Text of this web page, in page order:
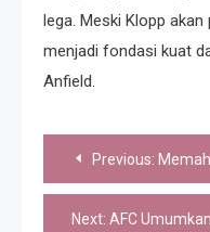
lega. Meski Klopp
menjadi fondasi kuat
Anfield.
Post
navigation
Previous:
Next: AFC Umumkan